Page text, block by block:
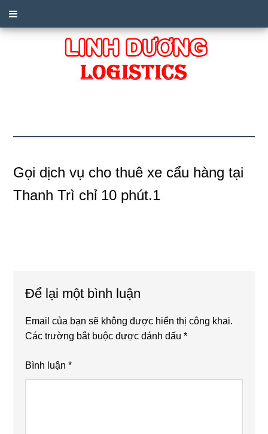
Gọi dịch vụ cho thuê xe cẩu hàng tại
Thanh Trì chỉ 10 phút.1
Interactions
Để lại một bình luận
Email của bạn sẽ không được hiển thị công khai.
Các trường bắt buộc được đánh dấu*
Bình luận*